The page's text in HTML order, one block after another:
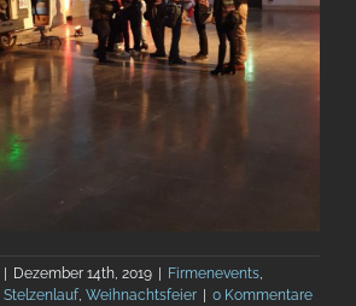
Dezember 14th, 2019 Firmenevents,
Stelzenlauf, Weihnachtsfeier
0 Kommentare